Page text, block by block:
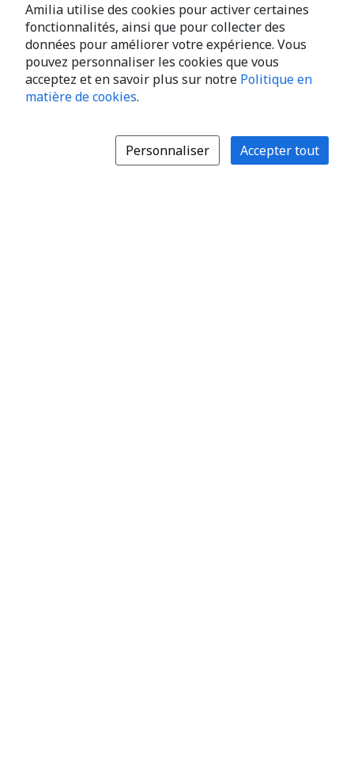
Amilia utilise des cookies pour activer certaines
fonctionnalités, ainsi que pour collecter des
données pour améliorer votre expérience. Vous
pouvez personnaliser les cookies que vous
acceptez et en savoir plus sur notre Politique en
matière de cookies.
Personnaliser Accepter tout